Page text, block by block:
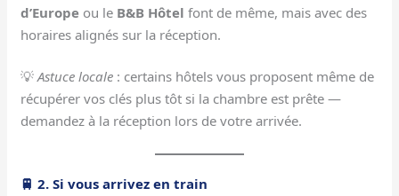
d’Europe ou le B&B Hôtel font de même, mais avec des
horaires alignés sur la réception.
💡Astuce locale : certains hôtels vous proposent même de
récupérer vos clés plus tôt si la chambre est prête —
demandez à la réception lors de votre arrivée.
🚆 2. Si vous arrivez en train